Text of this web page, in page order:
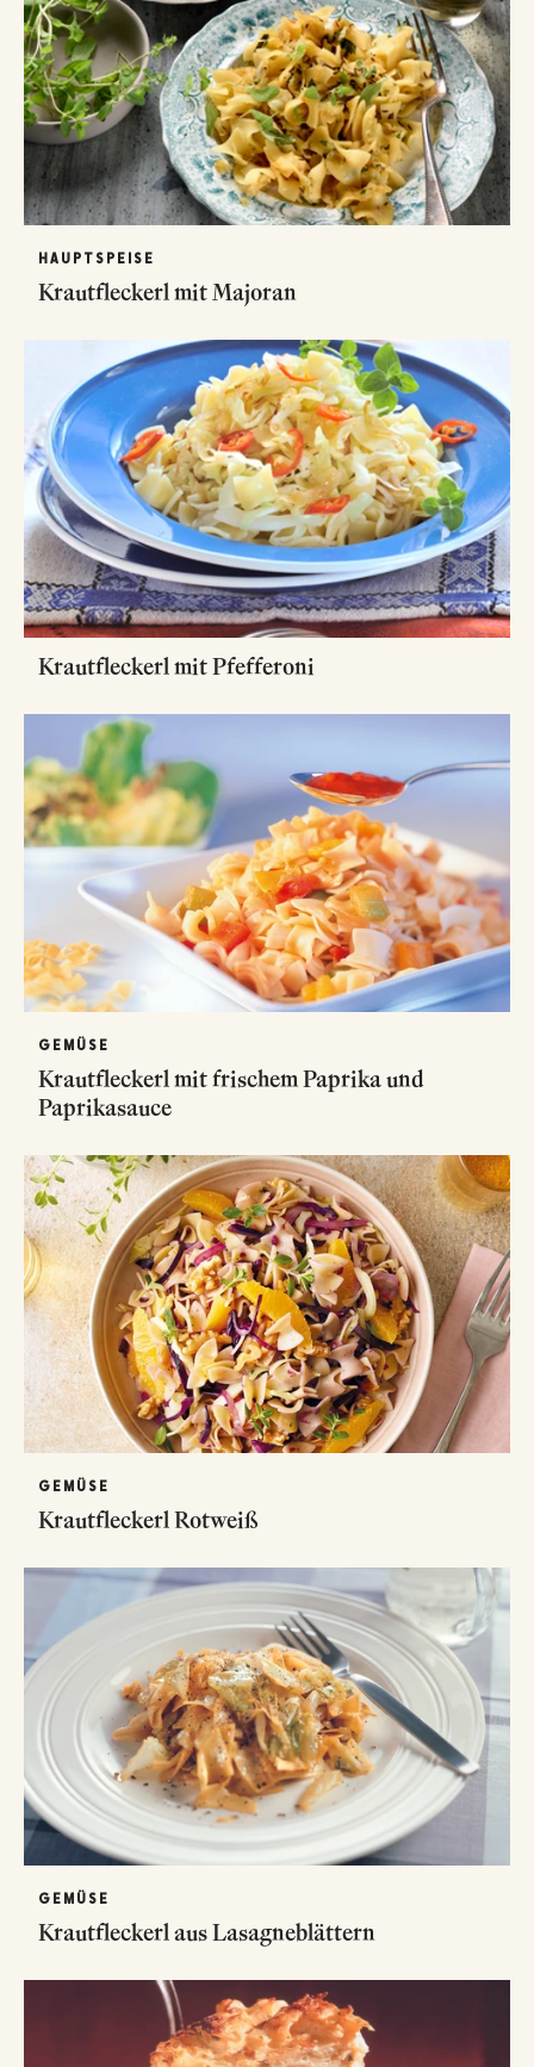
HAUPTSPEISE
Krautfleckerl mit Majoran
Krautfleckerl mit Pfefferoni
GEMÜSE
Krautfleckerl mit frischem Paprika und
Paprikasauce
GEMÜSE
Krautfleckerl Rotweiß
GEMÜSE
Krautfleckerl aus Lasagneblättern